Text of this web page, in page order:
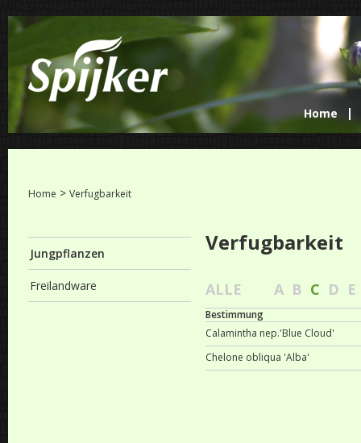
Home
Home > Verfugbarkeit
Jungpflanzen
Freilandware
Verfugbarkeit
ALLE A B C D E
Bestimmung
Calamintha nep.'Blue Cloud'
Chelone obliqua 'Alba'